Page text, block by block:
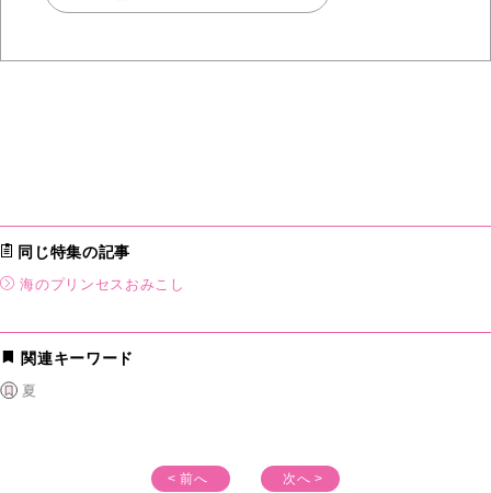
同じ特集の記事
海のプリンセスおみこし
関連キーワード
夏
< 前へ 次へ >